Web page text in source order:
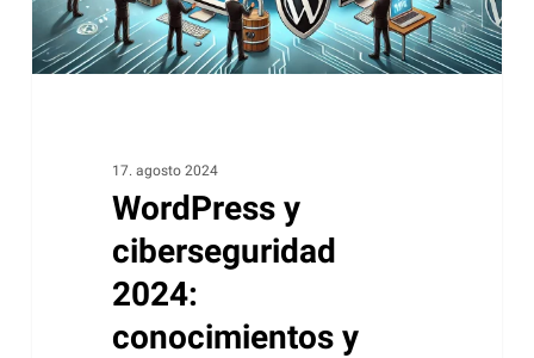
de
primera
mano
17. agosto 2024
WordPress y
ciberseguridad
2024:
conocimientos y